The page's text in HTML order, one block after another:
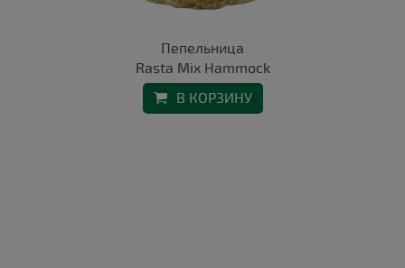
Пепельница
Rasta Mix Hammock
В КОРЗИНУ